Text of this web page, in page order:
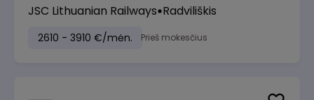
JSC Lithuanian Railways Radviliškis
2610 - 3910 €/mėn. Prieš mokesčius